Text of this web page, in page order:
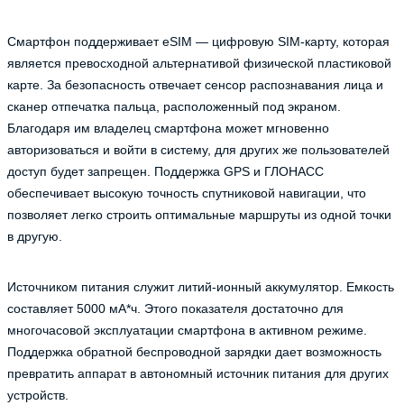
Смартфон поддерживает eSIM — цифровую SIM-карту, которая
является превосходной альтернативой физической пластиковой
карте. За безопасность отвечает сенсор распознавания лица и
сканер отпечатка пальца, расположенный под экраном.
Благодаря им владелец смартфона может мгновенно
авторизоваться и войти в систему, для других же пользователей
доступ будет запрещен. Поддержка GPS и ГЛОНАСС
обеспечивает высокую точность спутниковой навигации, что
позволяет легко строить оптимальные маршруты из одной точки
в другую.
Источником питания служит литий-ионный аккумулятор. Емкость
составляет 5000 мА*ч. Этого показателя достаточно для
многочасовой эксплуатации смартфона в активном режиме.
Поддержка обратной беспроводной зарядки дает возможность
превратить аппарат в автономный источник питания для других
устройств.